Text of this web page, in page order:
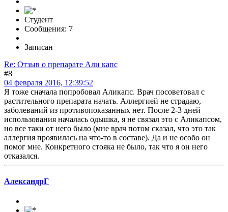
Студент
Сообщения: 7
Записан
Re: Отзыв о препарате Али капс
#8
04 февраля 2016, 12:39:52
Я тоже сначала попробовал Аликапс. Врач посоветовал с
растительного препарата начать. Аллергией не страдаю,
заболеваний из противопоказанных нет. После 2-3 дней
использования началась одышка, я не связал это с Аликапсом,
но все таки от него было (мне врач потом сказал, что это так
аллергия проявилась на что-то в составе). Да и не особо он
помог мне. Конкретного стояка не было, так что я он него
отказался.
АлександрГ